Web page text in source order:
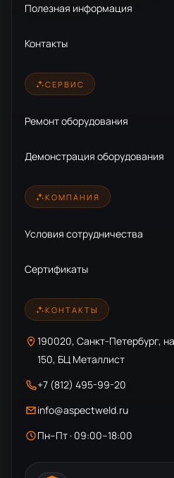
Полезная информация
Контакты
СЕРВИС
Ремонт оборудования
Демонстрация оборудования
КОМПАНИЯ
Условия сотрудничества
Сертификаты
КОНТАКТЫ
190020, Санкт-Петербург,
150, БЦ Металлист
+7 (812) 495-99-20
info@aspectweld.ru
Пн–Пт · 09:00–18:00